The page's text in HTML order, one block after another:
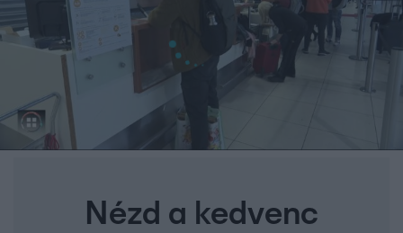
Nézd a kedvenc